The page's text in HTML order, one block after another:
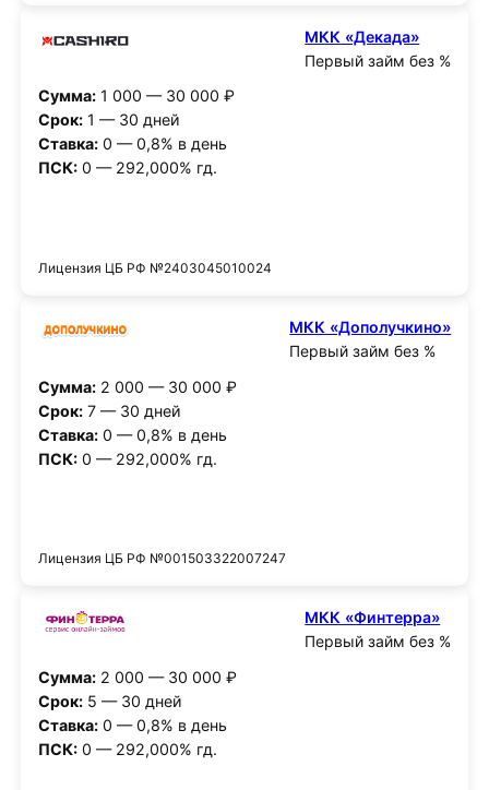
МКК «Декада»
Первый займ без %
Сумма:1 000 — 30 000 ₽
Срок:1 — 30 дней
Ставка:0 — 0,8% в день
ПСК:0 — 292,000% гд.
Лицензия ЦБ РФ №2403045010024
МКК «Дополучкино»
Первый займ без %
Сумма:2 000 — 30 000 ₽
Срок:7 — 30 дней
Ставка:0 — 0,8% в день
ПСК:0 — 292,000% гд.
Лицензия ЦБ РФ №001503322007247
МКК «Финтерра»
Первый займ без %
Сумма:2 000 — 30 000 ₽
Срок:5 — 30 дней
Ставка:0 — 0,8% в день
ПСК:0 — 292,000% гд.